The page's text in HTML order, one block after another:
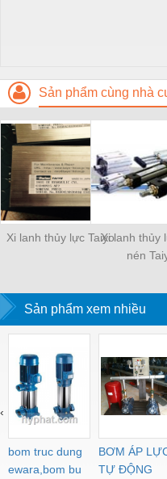
Sản phẩm cùng nhà
Xi lanh thủy lực TaiyoXi lanh thủy
nén
Sản phẩm xem nhiều
bom truc dung
ewara,bom bu
BƠM ÁP
TỰ ĐỘNG
‹